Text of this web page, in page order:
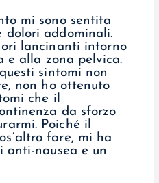
mi sono sentita
dolori addominali.
lancinanti intorno
e alla zona pelvica.
sintomi non
non ho ottenuto
che il
da sforzo
Poiché il
fare, mi ha
anti-nausea e un